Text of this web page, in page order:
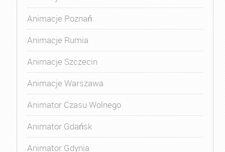
Animacje Poznań
Animacje Rumia
Animacje Szczecin
Animacje Warszawa
Animator Czasu Wolnego
Animator Gdańsk
Animator Gdynia